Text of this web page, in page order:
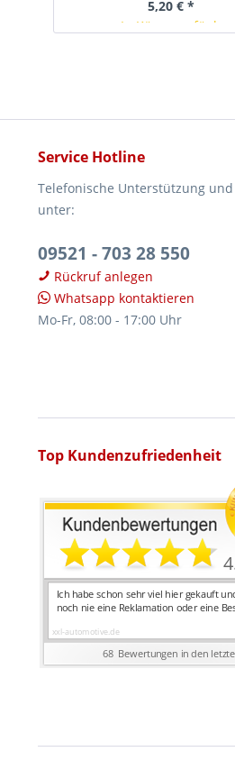
5,20 € *
In Kürze verfügbar
Service Hotline
Telefonische Unterstützung
unter:
09521 - 703 28 550
Rückruf anlegen
Whatsapp kontaktieren
Mo-Fr, 08:00 - 17:00 Uhr
Top Kundenzufriedenheit